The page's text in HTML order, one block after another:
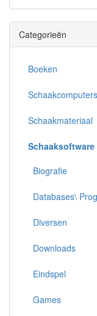
Categorieën
Boeken
Schaakcomputers
Schaakmateriaal
Schaaksoftware
Biografie
Databases\
Diversen
Downloads
Eindspel
Games